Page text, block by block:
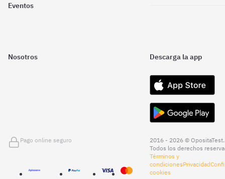
Eventos
Nosotros Descarga la app
Pago online seguro
2016 - 2026 © OpositaTest.
Todos los derechos
Términos y
condicionesPrivacidad
cookies